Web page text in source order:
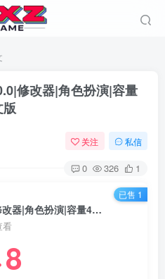
修改器|角色扮演|容量
关注 私信
0 326 1
瘟疫传说: 安魂曲 v1.6.0.0|修改器|角色扮演|容量49.4GB|免安装绿色中文版
看
8
已售 1